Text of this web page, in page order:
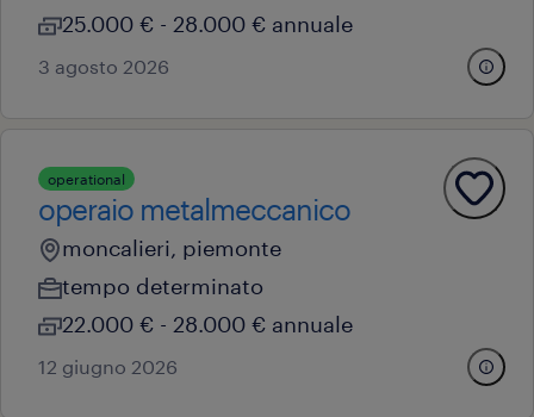
25.000 € - 28.000 € annuale
3 agosto 2026
operational
operaio metalmeccanico
moncalieri, piemonte
tempo determinato
22.000 € - 28.000 € annuale
12 giugno 2026